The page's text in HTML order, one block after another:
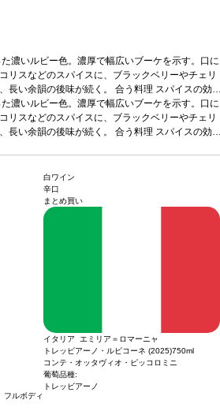
濃いルビー色。濃厚で幅広いブーケを示す。口に
リスなどのスパイスに、ブラックベリーやチェリ
長い余韻の後味が続く。 合う料理 スパイスの効
ブルーチーズ、ダークチョコレートなどと好相
100%*本ヴィンテージが在庫切れの場合、在庫が
次のヴィンテージに変更されます、ご了承くださ
濃いルビー色。濃厚で幅広いブーケを示す。口に
リスなどのスパイスに、ブラックベリーやチェリ
長い余韻の後味が続く。 合う料理 スパイスの効
次のヴィンテージに変更されます、ご了承くださ
フルボディ
白ワイン
辛口
まとめ買い
イタリア エミリア＝ロマーニャ
トレッビアーノ・ルビコーネ (2025)750ml
コンテ・オッタヴィオ・ピッコロミニ
葡萄品種:
トレッビアーノ